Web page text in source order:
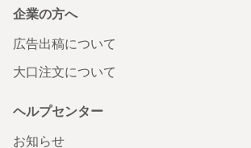
企業の方へ
広告出稿について
大口注文について
ヘルプセンター
お知らせ